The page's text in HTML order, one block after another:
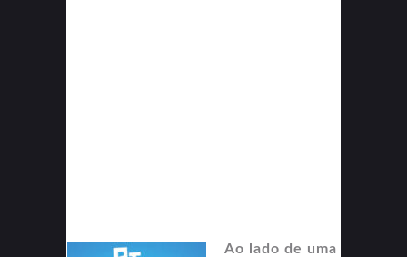
Ao lado de uma